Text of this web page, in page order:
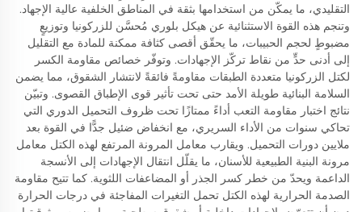
التقليدي، ما يمكّن من استخدامها بثقة في المناطق الخلفية عالية الإجهاد.
وتنجم هذه القوة الاستثنائية عن هيكل بلوري مُحسَّن للزركونيا وتوزيعٍ
مضبوطٍ لحجم الحبيبات، ما يحقّق أقصى كثافة ممكنة للمادة مع التقليل
إلى أدنى حدٍّ من نقاط تركّز الإجهادات. وتوفّر خصائص مقاومة الكسر
لكتل الزركونيا متعددة الطبقات مقاومةً فائقةً لانتشار الشقوق، مما يضمن
السلامة البنائية طويلة الأمد حتى تحت تأثير قوى الإطباق القصوى. وتبيّن
نتائج اختبار مقاومة التعب أداءً ممتازًا تحت ظروف التحميل الدوري التي
تحاكي سنوات من الأداء السريري، مع انخفاض ضئيل جدًّا في القوة بعد
ملايين دورات التحميل. ويقارب معامل المرونة المرتفع لهذه الكتل معامل
مرونة البنية الطبيعية للأسنان، ما يقلّل انتقال الإجهادات إلى الأنسجة
الداعمة ويحدّ من خطر كسر الجذر أو المضاعفات اللثوية. كما تتيح مقاومة
الصدمة الحرارية لهذه الكتل تحمل التغيرات المفاجئة في درجات الحرارة